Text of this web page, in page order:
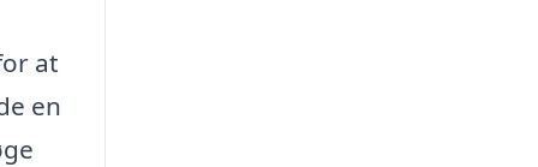
at
en